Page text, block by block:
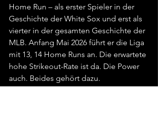
Home Run – als erster Spieler in der
Geschichte der White Sox und erst als
vierter in der gesamten Geschichte der
MLB. Anfang Mai 2026 führt er die Liga
mit 13, 14 Home Runs an. Die erwartete
hohe Strikeout-Rate ist da. Die Power
auch. Beides gehört dazu.